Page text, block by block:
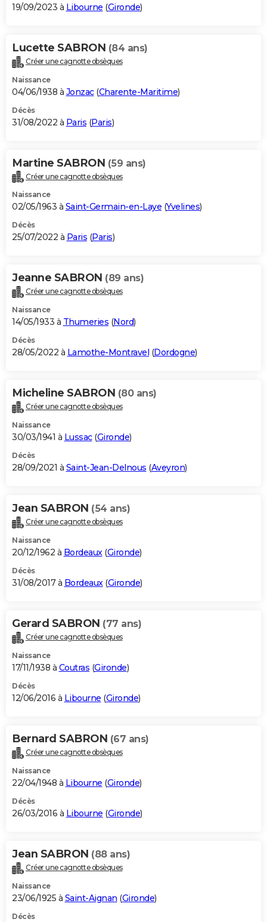
19/09/2023 à Libourne (Gironde)
Lucette SABRON (84 ans)
Créer une cagnotte obsèques
Naissance
04/06/1938 à Jonzac(Charente-Maritime)
Décès
31/08/2022 à Paris (Paris)
Martine SABRON (59 ans)
Créer une cagnotte obsèques
Naissance
02/05/1963 à Saint-Germain-en-Laye (Yvelines)
Décès
25/07/2022 à Paris (Paris)
Jeanne SABRON (89 ans)
Créer une cagnotte obsèques
Naissance
14/05/1933 à Thumeries (Nord)
Décès
28/05/2022 à Lamothe-Montravel (Dordogne)
Micheline SABRON (80 ans)
Créer une cagnotte obsèques
Naissance
30/03/1941 à Lussac(Gironde)
Décès
28/09/2021 à Saint-Jean-Delnous (Aveyron)
Jean SABRON (54 ans)
Créer une cagnotte obsèques
Naissance
20/12/1962 à Bordeaux(Gironde)
Décès
31/08/2017 à Bordeaux(Gironde)
Gerard SABRON (77 ans)
Créer une cagnotte obsèques
Naissance
17/11/1938 à Coutras (Gironde)
Décès
12/06/2016 à Libourne (Gironde)
Bernard SABRON (67 ans)
Créer une cagnotte obsèques
Naissance
22/04/1948 à Libourne (Gironde)
Décès
26/03/2016 à Libourne (Gironde)
Jean SABRON (88 ans)
Créer une cagnotte obsèques
Naissance
23/06/1925 à Saint-Aignan (Gironde)
Décès